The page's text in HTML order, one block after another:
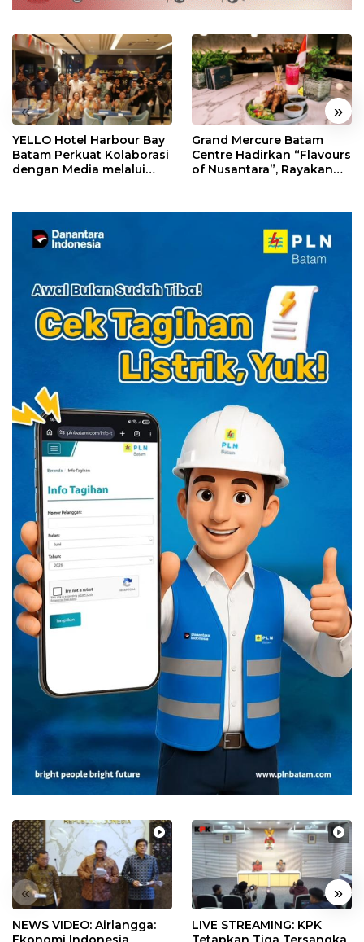
« »
YELLO Hotel Harbour Bay
Batam Perkuat Kolaborasi
dengan Media melalui
Grand Mercure Batam
Centre Hadirkan “Flavours
of Nusantara”, Rayakan
« »
NEWS VIDEO: Airlangga:
LIVE STREAMING: KPK